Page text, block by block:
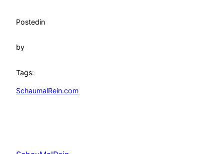
Postedin
by
Tags:
SchaumalRein.com